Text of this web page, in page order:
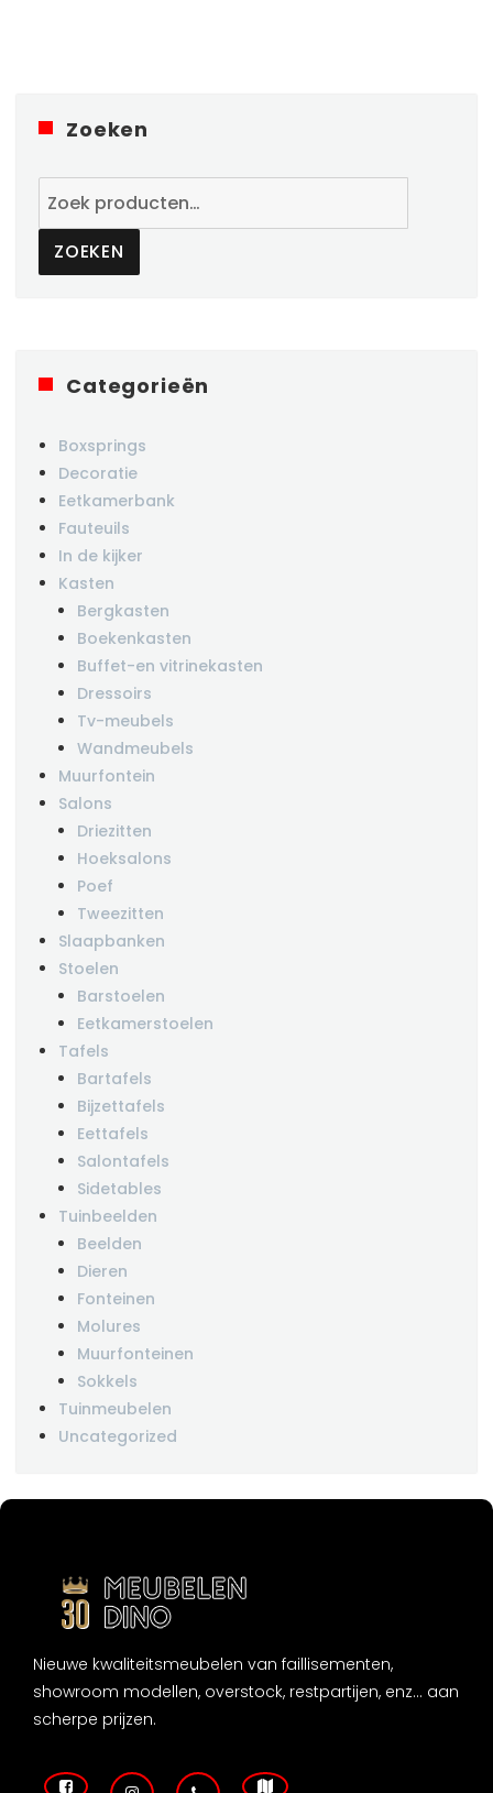
Zoeken
naar:
ZOEKEN
Categorieën
Boxsprings
Decoratie
Eetkamerbank
Fauteuils
In de kijker
Kasten
Bergkasten
Boekenkasten
Buffet-en vitrinekasten
Dressoirs
Tv-meubels
Wandmeubels
Muurfontein
Salons
Driezitten
Hoeksalons
Poef
Tweezitten
Slaapbanken
Stoelen
Barstoelen
Eetkamerstoelen
Tafels
Bartafels
Bijzettafels
Eettafels
Salontafels
Sidetables
Tuinbeelden
Beelden
Dieren
Fonteinen
Molures
Muurfonteinen
Sokkels
Tuinmeubelen
Uncategorized
Nieuwe kwaliteitsmeubelen van faillisementen,
showroom modellen, overstock, restpartijen, enz... aan
scherpe prijzen.